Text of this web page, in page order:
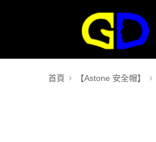
首頁 【Astone 安全帽】